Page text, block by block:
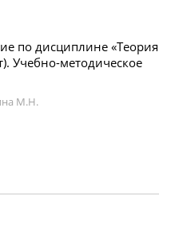
по дисциплине «Теория
Учебно-методическое
М.Н.